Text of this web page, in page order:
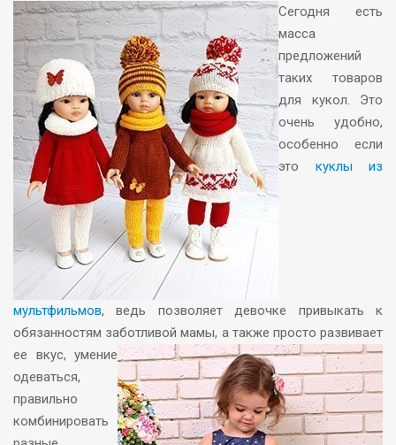
Сегодня есть
масса
предложений
таких товаров
для кукол. Это
очень удобно,
особенно если
это куклы из
мультфильмов, ведь позволяет девочке привыкать к
обязанностям заботливой мамы, а также просто развивает
ее вкус, умение
одеваться,
правильно
комбинировать